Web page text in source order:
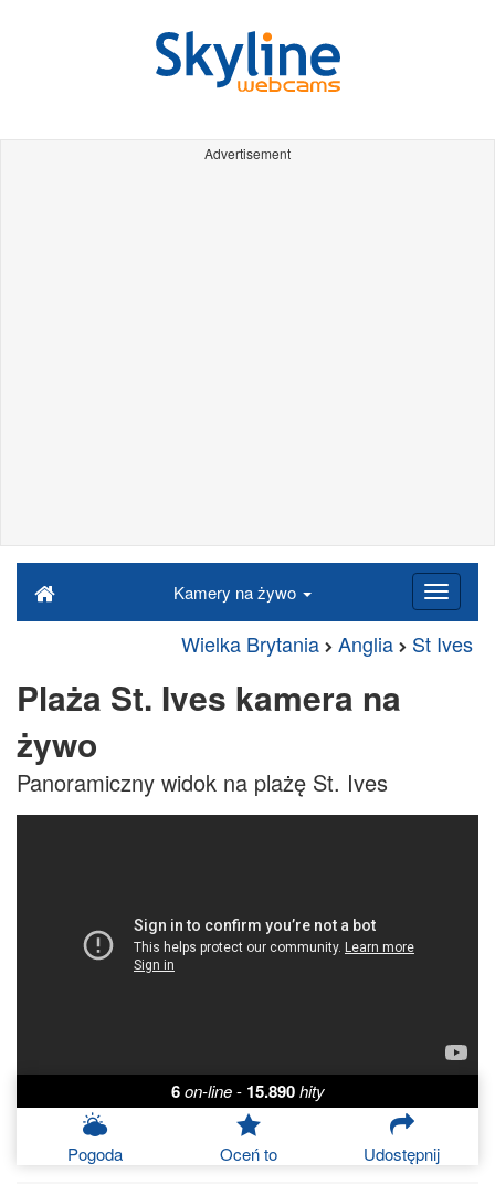
Advertisement
Kamery na żywo
Wielka Brytania Anglia St Ives
Plaża St. Ives kamera na
żywo
Panoramiczny widok na plażę St. Ives
6 on-line - 15.890 hity
Pogoda Oceń to Udostępnij